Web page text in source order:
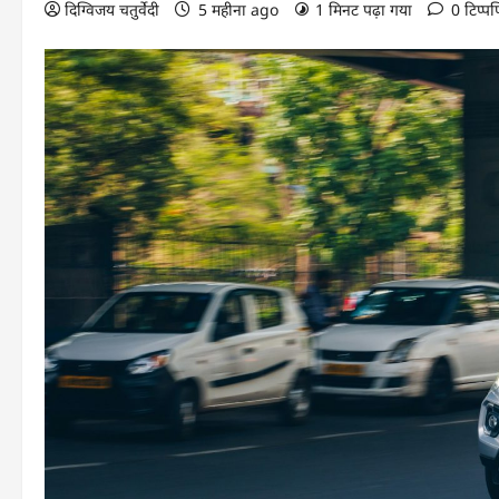
दिग्विजय चतुर्वेदी 5 महीना ago 1 मिनट पढ़ा गया 0